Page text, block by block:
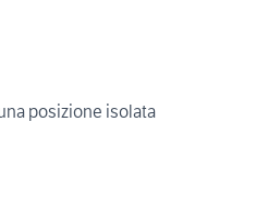
posizione isolata